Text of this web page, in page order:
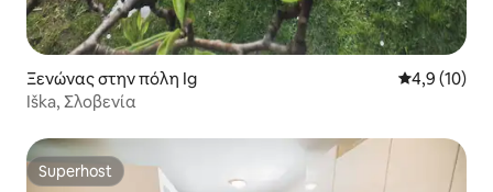
Ξενώνας στην πόλη Ig Μέση
4,9 (10)
Iška, Σλοβενία
Superhost
Superhost